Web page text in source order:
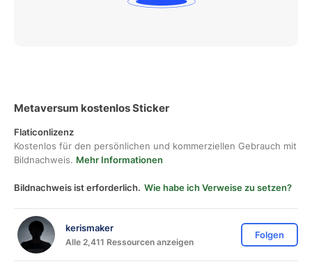
Metaversum kostenlos Sticker
Flaticonlizenz
Kostenlos für den persönlichen und kommerziellen Gebrauch mit
Bildnachweis. Mehr Informationen
Bildnachweis ist erforderlich. Wie habe ich Verweise zu setzen?
kerismaker
Alle 2,411 Ressourcen anzeigen
Folgen